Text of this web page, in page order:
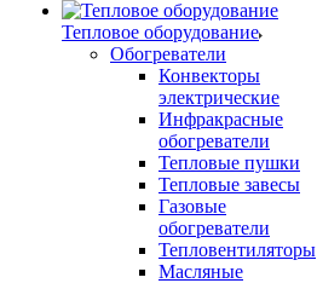
Тепловое оборудование
Обогреватели
Конвекторы
электрические
Инфракрасные
обогреватели
Тепловые пушки
Тепловые завесы
Газовые
обогреватели
Тепловентиляторы
Масляные